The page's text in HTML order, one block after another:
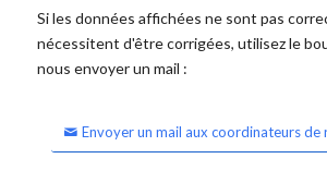
Si les données affichées ne sont pas
nécessitent d'être corrigées, utilisez le
nous envoyer un mail :
Envoyer un mail aux coordinateurs de